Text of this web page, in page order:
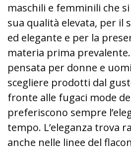
maschili e femminili che
sua qualità elevata, per il
ed elegante e per la
materia prima
pensata per donne e
scegliere prodotti dal
fronte alle fugaci mode
preferiscono sempre
tempo. L’eleganza trova
anche nelle linee del